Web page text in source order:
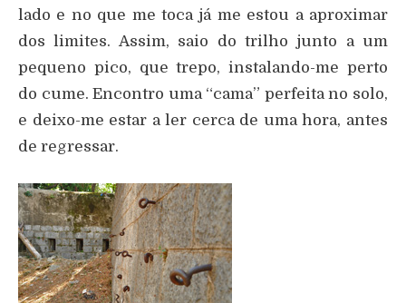
lado e no que me toca já me estou a aproximar
dos limites. Assim, saio do trilho junto a um
pequeno pico, que trepo, instalando-me perto
do cume. Encontro uma “cama” perfeita no solo,
e deixo-me estar a ler cerca de uma hora, antes
de regressar.